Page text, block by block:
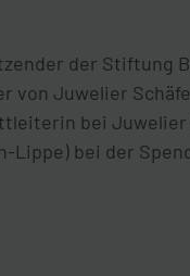
der Stiftung
von Juwelier
bei
Lippe) bei der